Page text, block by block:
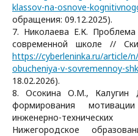
klassov-na-osnove-
обращения: 09.12.2025).
7. Николаева Е.К.
современной школе //
https://cyberleninka.ru/article/
obucheniya-v-sovremennoy-
18.02.2026).
8. Осокина О.М.,
формирования
инженерно-
Нижегородское